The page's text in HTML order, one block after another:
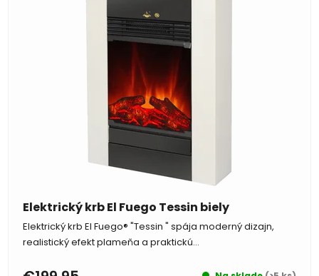
Elektrický krb El Fuego Tessin biely
Elektrický krb El Fuego® "Tessin " spája moderný dizajn,
realistický efekt plameňa a praktickú...